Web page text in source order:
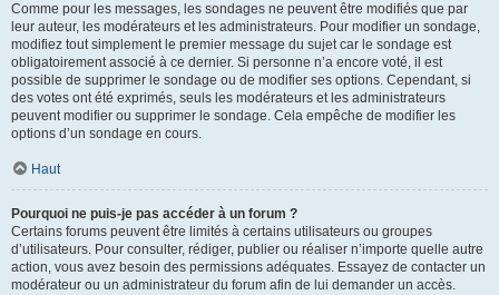
Comme pour les messages, les sondages ne peuvent être modifiés que par
leur auteur, les modérateurs et les administrateurs. Pour modifier un sondage,
modifiez tout simplement le premier message du sujet car le sondage est
obligatoirement associé à ce dernier. Si personne n’a encore voté, il est
possible de supprimer le sondage ou de modifier ses options. Cependant, si
des votes ont été exprimés, seuls les modérateurs et les administrateurs
peuvent modifier ou supprimer le sondage. Cela empêche de modifier les
options d’un sondage en cours.
Haut
Pourquoi ne puis-je pas accéder à un forum ?
Certains forums peuvent être limités à certains utilisateurs ou groupes
d’utilisateurs. Pour consulter, rédiger, publier ou réaliser n’importe quelle autre
action, vous avez besoin des permissions adéquates. Essayez de contacter un
modérateur ou un administrateur du forum afin de lui demander un accès.